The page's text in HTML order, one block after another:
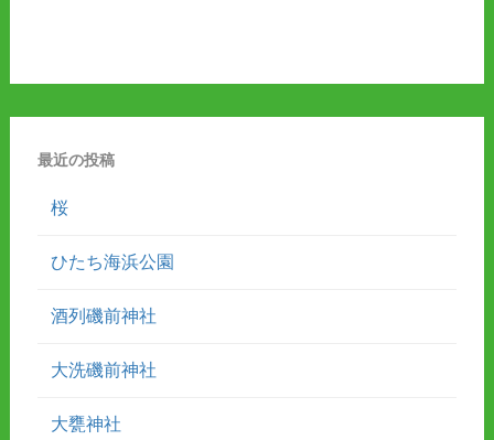
最近の投稿
桜
ひたち海浜公園
酒列磯前神社
大洗磯前神社
大甕神社